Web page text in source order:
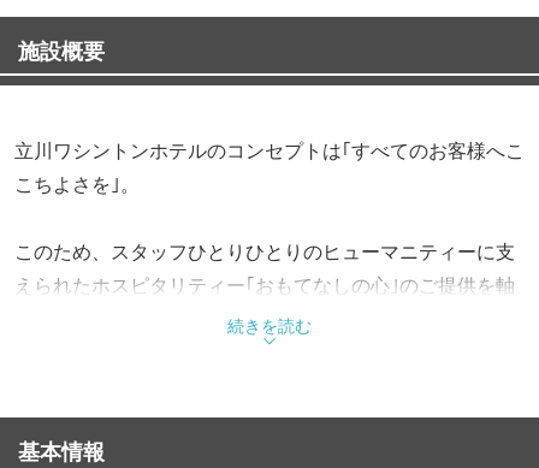
施設概要
立川ワシントンホテルのコンセプトは｢すべてのお客様へこ
こちよさを｣。
このため、スタッフひとりひとりのヒューマニティーに支
えられたホスピタリティー｢おもてなしの心｣のご提供を軸
としながら、ビジネスニーズにお応えする機能的な環境、
女性のお客様にもご安心いただけるセキュリティ体制の確
気を配っています。
続きを読む
基本情報